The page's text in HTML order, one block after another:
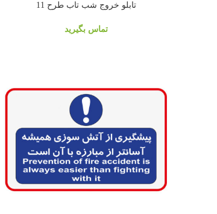
تابلو خروج شب تاب طرح 11
تماس بگیرید